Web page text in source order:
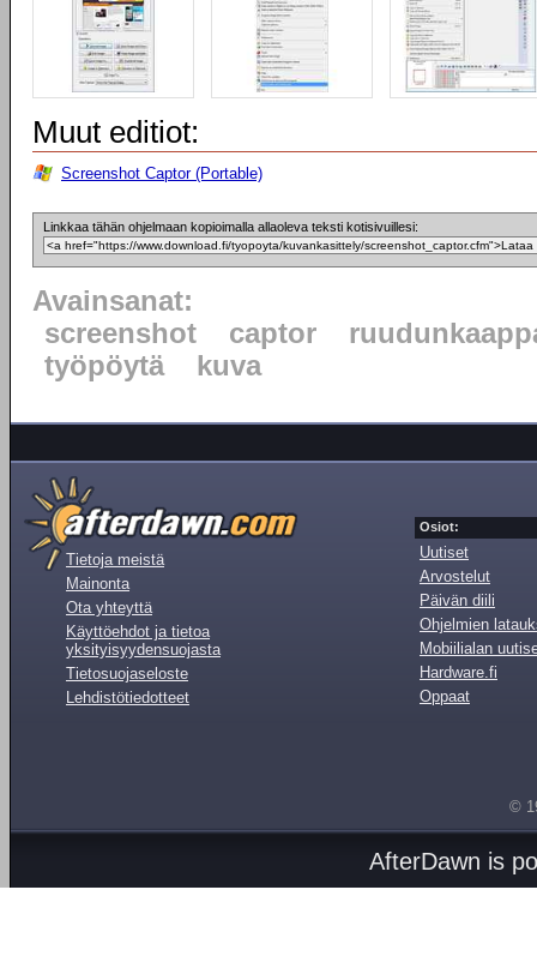
Muut editiot:
Screenshot Captor (Portable)
Linkkaa tähän ohjelmaan kopioimalla allaoleva teksti kotisivuillesi:
Avainsanat:
screenshot
captor
työpöytä
kuva
Tietoja meistä
Mainonta
Ota yhteyttä
Käyttöehdot ja tietoa
yksityisyydensuojasta
Tietosuojaseloste
Lehdistötiedotteet
Osiot:
Uutiset
Arvostelut
Päivän diili
Ohjelmien
Mobiilialan
Hardware.fi
Oppaat
©
AfterDawn is